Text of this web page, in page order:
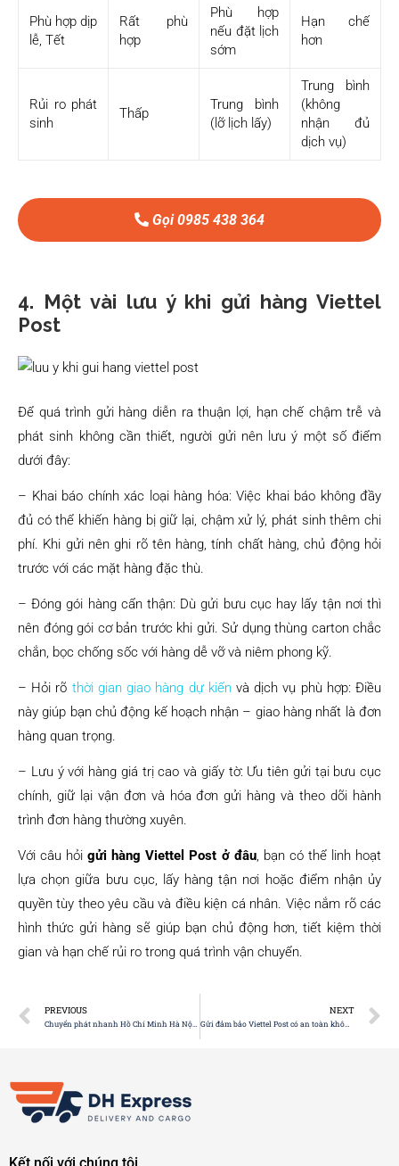
Phù hợp dịp
lễ, Tết
Rất phù
hợp
Phù hợp
nếu đặt lịch
sớm
Hạn chế
hơn
Rủi ro phát
sinh
Thấp
Trung bình
(lỡ lịch lấy)
Trung bình
(không
nhận đủ
dịch vụ)
Gọi 0985 438 364
4. Một vài lưu ý khi gửi hàng Viettel
Post
Để quá trình gửi hàng diễn ra thuận lợi, hạn chế chậm trễ và
phát sinh không cần thiết, người gửi nên lưu ý một số điểm
dưới đây:
– Khai báo chính xác loại hàng hóa: Việc khai báo không đầy
đủ có thể khiến hàng bị giữ lại, chậm xử lý, phát sinh thêm chi
phí. Khi gửi nên ghi rõ tên hàng, tính chất hàng, chủ động hỏi
trước với các mặt hàng đặc thù.
– Đóng gói hàng cẩn thận: Dù gửi bưu cục hay lấy tận nơi thì
nên đóng gói cơ bản trước khi gửi. Sử dụng thùng carton chắc
chắn, bọc chống sốc với hàng dễ vỡ và niêm phong kỹ.
– Hỏi rõ thời gian giao hàng dự kiếnvà dịch vụ phù hợp: Điều
này giúp bạn chủ động kế hoạch nhận – giao hàng nhất là đơn
hàng quan trọng.
– Lưu ý với hàng giá trị cao và giấy tờ: Ưu tiên gửi tại bưu cục
chính, giữ lại vận đơn và hóa đơn gửi hàng và theo dõi hành
trình đơn hàng thường xuyên.
Với câu hỏigửi hàng Viettel Post ở đâu, bạn có thể linh hoạt
lựa chọn giữa bưu cục, lấy hàng tận nơi hoặc điểm nhận ủy
quyền tùy theo yêu cầu và điều kiện cá nhân. Việc nắm rõ các
hình thức gửi hàng sẽ giúp bạn chủ động hơn, tiết kiệm thời
gian và hạn chế rủi ro trong quá trình vận chuyển.
PREVIOUS NEXT
Gửi đảm bảo Viettel Post có an toàn không? Cách gửi & chi phí chi tiết